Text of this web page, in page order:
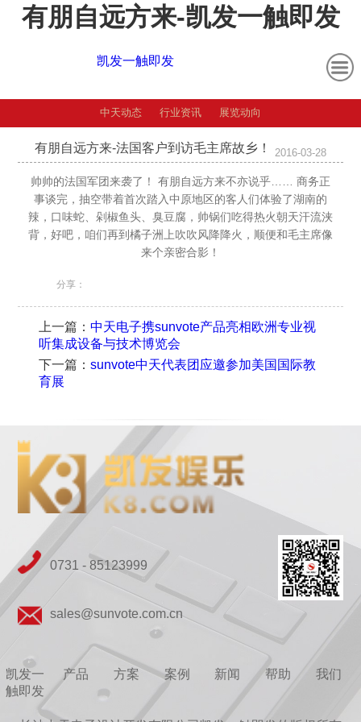
有朋自远方来-凯发一触即发
凯发一触即发
中天动态 行业资讯 展览动向
有朋自远方来-法国客户到访毛主席故乡！ 2016-03-28
帅帅的法国军团来袭了！ 有朋自远方来不亦说乎…… 商务正
事谈完，抽空带着首次踏入中原地区的客人们体验了湖南的
辣，口味蛇、剁椒鱼头、臭豆腐，帅锅们吃得热火朝天汗流浃
背，好吧，咱们再到橘子洲上吹吹风降降火，顺便和毛主席像
来个亲密合影！
分享：
上一篇： 中天电子携sunvote产品亮相欧洲专业视
听集成设备与技术博览会
下一篇： sunvote中天代表团应邀参加美国国际教
育展
0731 - 85123999
sales@sunvote.com.cn
凯发一
触即发
产品 方案 案例 新闻 帮助 我们